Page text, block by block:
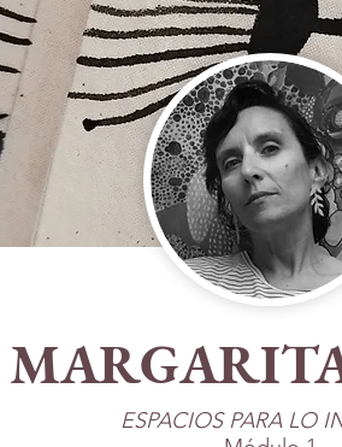
ESPACIOS PARA LO